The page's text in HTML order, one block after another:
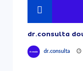
dr.consulta
dr.consulta